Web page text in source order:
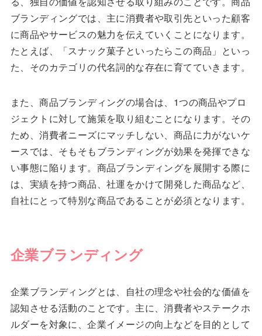
ブランディングでは、主に消費者や取引先といった顧客
に商品やサービスの魅力を伝えていくことになります。
たとえば、「スナック菓子といったらこの商品」といっ
た、そのカテゴリの代名詞的な存在に育てていきます。
また、商品ブランディングの場合は、1つの商品やプロ
ジェクトに対して施策を取り組むことになります。その
ため、消費者ニーズにマッチしない、商品に力がないケ
ースでは、そもそもブランディングが効果を発揮できな
い事態に陥ります。商品ブランディングを展開する際に
は、実績を持つ商品、社運をかけて開発した商品など、
自社にとって特別な商品であることが必須となります。
企業ブランディング
企業ブランディングとは、自社の理念や社会的な価値を
認知させる活動のことです。主に、消費者やステークホ
ルダーを対象に、企業イメージの向上などを目的として